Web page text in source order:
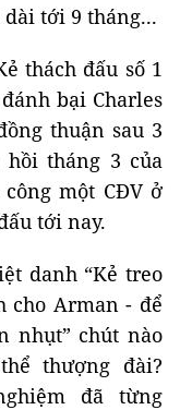
tới 9 tháng...
thách đấu số 1
bại Charles
thuận sau 3
tháng 3 của
một CĐV ở
tới nay.
danh “Kẻ treo
cho Arman - để
nhụt” chút nào
thượng đài?
đã từng